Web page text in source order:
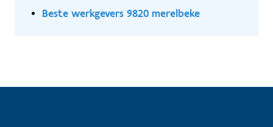
Beste werkgevers 9820 merelbeke